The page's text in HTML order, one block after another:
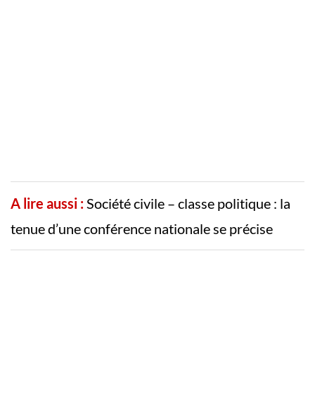
A lire aussi :Société civile – classe politique : la
tenue d’une conférence nationale se précise